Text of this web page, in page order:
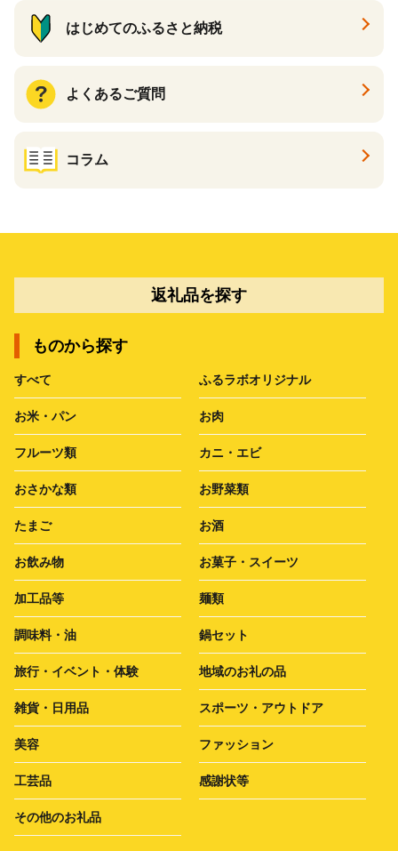
はじめてのふるさと納税
よくあるご質問
コラム
返礼品を探す
ものから探す
すべて ふるラボオリジナル
お米・パン お肉
フルーツ類 カニ・エビ
おさかな類 お野菜類
たまご お酒
お飲み物 お菓子・スイーツ
加工品等 麺類
調味料・油 鍋セット
旅行・イベント・体験 地域のお礼の品
雑貨・日用品 スポーツ・アウトドア
美容 ファッション
工芸品 感謝状等
その他のお礼品